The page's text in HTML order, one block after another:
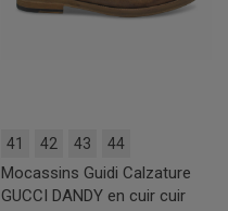
41 42 43 44
Mocassins Guidi Calzature
GUCCI DANDY en cuir cuir